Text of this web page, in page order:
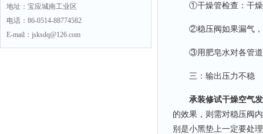
地址：宝应城南工业区
电话：86-0514-88774582
E-mail：jsksdq@126.com
①干燥管检查：干燥
②稳压阀如果漏气，气
③用肥皂水对各管道
三：输出压力不稳
承装修试干燥空气
的效果，则需对稳压阀
别是小黑垫上一定要处